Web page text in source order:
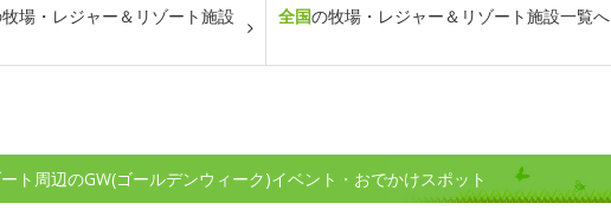
場・レジャー＆リゾート施設
全国の牧場・レジャー＆リゾート施設一覧へ
ト周辺のGW(ゴールデンウィーク)イベント・おでかけスポット